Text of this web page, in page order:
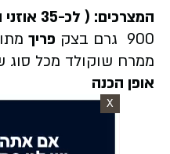
המצרכים: ( לכ-35 אוזני המן קטנים)
900 גרם בצק
פריך
ממרח שוקולד מכל סוג
אופן הכנה
X